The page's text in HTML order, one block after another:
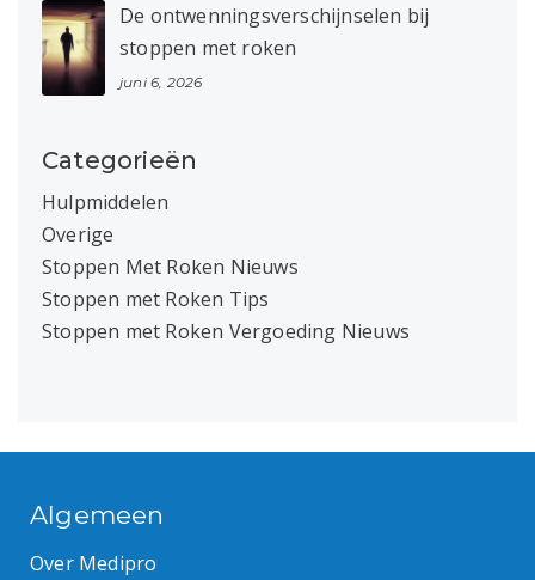
De ontwenningsverschijnselen bij
stoppen met roken
juni 6, 2026
Categorieën
Hulpmiddelen
Overige
Stoppen Met Roken Nieuws
Stoppen met Roken Tips
Stoppen met Roken Vergoeding Nieuws
Algemeen
Over Medipro